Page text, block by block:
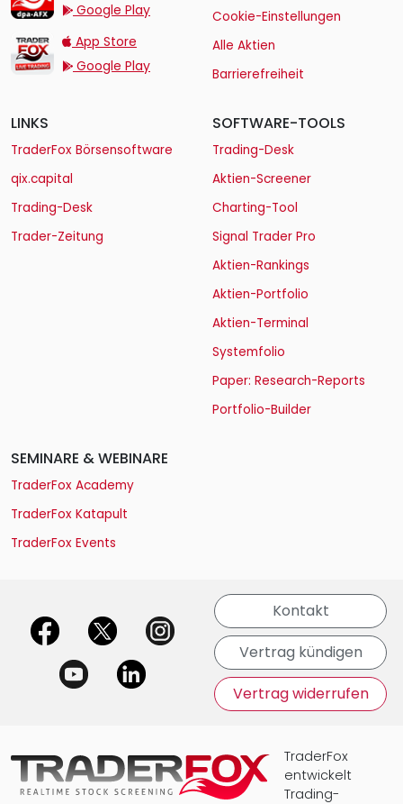
Google Play
TraderFox Live Trading
App Store
Google Play
Cookie-Einstellungen
Alle Aktien
Barrierefreiheit
LINKS
TraderFox Börsensoftware
qix.capital
Trading-Desk
Trader-Zeitung
SOFTWARE-TOOLS
Trading-Desk
Aktien-Screener
Charting-Tool
Signal Trader Pro
Aktien-Rankings
Aktien-Portfolio
Aktien-Terminal
Systemfolio
Paper: Research-Reports
Portfolio-Builder
SEMINARE & WEBINARE
TraderFox Academy
TraderFox Katapult
TraderFox Events
offizielle Social Media-Accounts
Kontakt
Vertrag kündigen
Vertrag widerrufen
TraderFox
entwickelt
Trading-